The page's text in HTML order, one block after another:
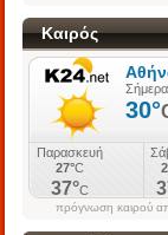
Καιρός
πρόγνωση καιρού